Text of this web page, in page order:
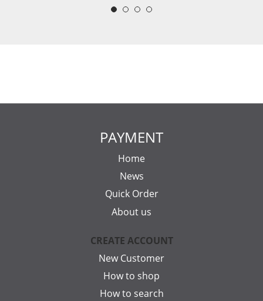
PAYMENT
Home
News
Quick Order
About us
CREATE ACCOUNT
New Customer
How to shop
How to search